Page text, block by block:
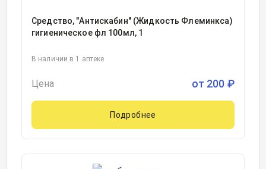
Средство, "Антискабин" (Жидкость Флеминкса)
гигиеническое фл 100мл, 1
В наличии в 1 аптеке
Цена от 200 ₽
Подробнее